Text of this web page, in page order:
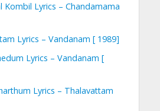
Kombil Lyrics – Chandamama
Lyrics – Vandanam [ 1989]
Lyrics – Vandanam [
Lyrics – Thalavattam